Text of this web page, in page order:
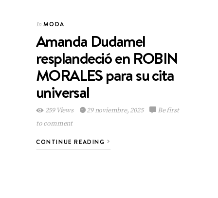
In MODA
Amanda Dudamel
resplandeció en ROBIN
MORALES para su cita
universal
259 Views 29 noviembre, 2025
Be first
to comment
CONTINUE READING